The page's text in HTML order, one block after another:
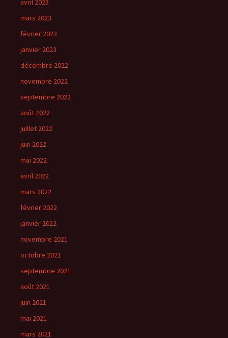
avril 2023
mars 2023
février 2023
janvier 2023
décembre 2022
novembre 2022
septembre 2022
août 2022
juillet 2022
juin 2022
mai 2022
avril 2022
mars 2022
février 2022
janvier 2022
novembre 2021
octobre 2021
septembre 2021
août 2021
juin 2021
mai 2021
mars 2021